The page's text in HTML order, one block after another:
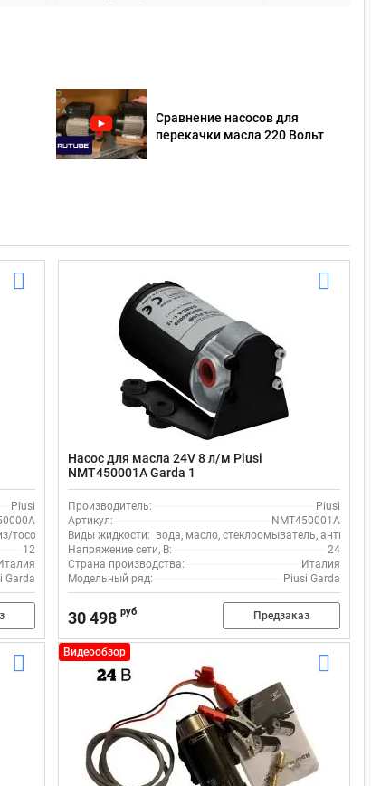
Сравнение насосов для
перекачки масла 220 Вольт
Piusi
тосол, стеклоомыватель
12
Garda
Насос для масла 24V 8 л/м Piusi
NMT450001A Garda 1
Производитель:
Piusi
Артикул:
NMT450001A
Виды жидкости: вода, масло, стеклоомыватель,
Напряжение сети, В:
24
Страна производства:
Италия
Модельный ряд:
Piusi Garda
30 498 руб Предзаказ
Видеообзор